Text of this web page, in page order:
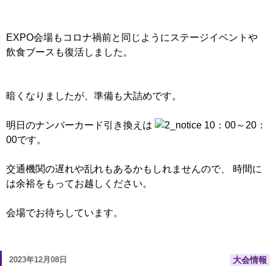
EXPO会場もコロナ禍前と同じようにステージイベントや
飲食ブースも復活しました。
暗くなりましたが、準備も大詰めです。
明日のナンバーカード引き換えは
10：00～20：
00です。
交通機関の遅れや乱れもあるかもしれませんので、 時間に
は余裕をもってお越しください。
会場でお待ちしています。
2023年12月08日 大会情報